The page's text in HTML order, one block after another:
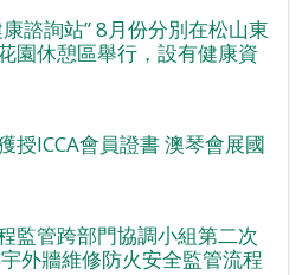
諮詢站” 8月份分別在松山東
園休憩區舉行，設有健康資
授ICCA會員證書 澳琴會展國
監管跨部門協調小組第二次
外牆維修防火安全監管流程